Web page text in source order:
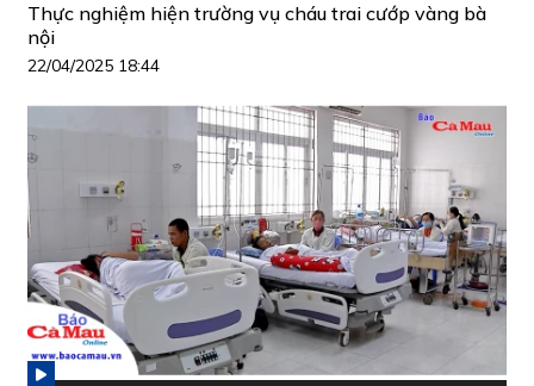
Thực nghiệm hiện trường vụ cháu trai cướp vàng bà
nội
22/04/2025 18:44